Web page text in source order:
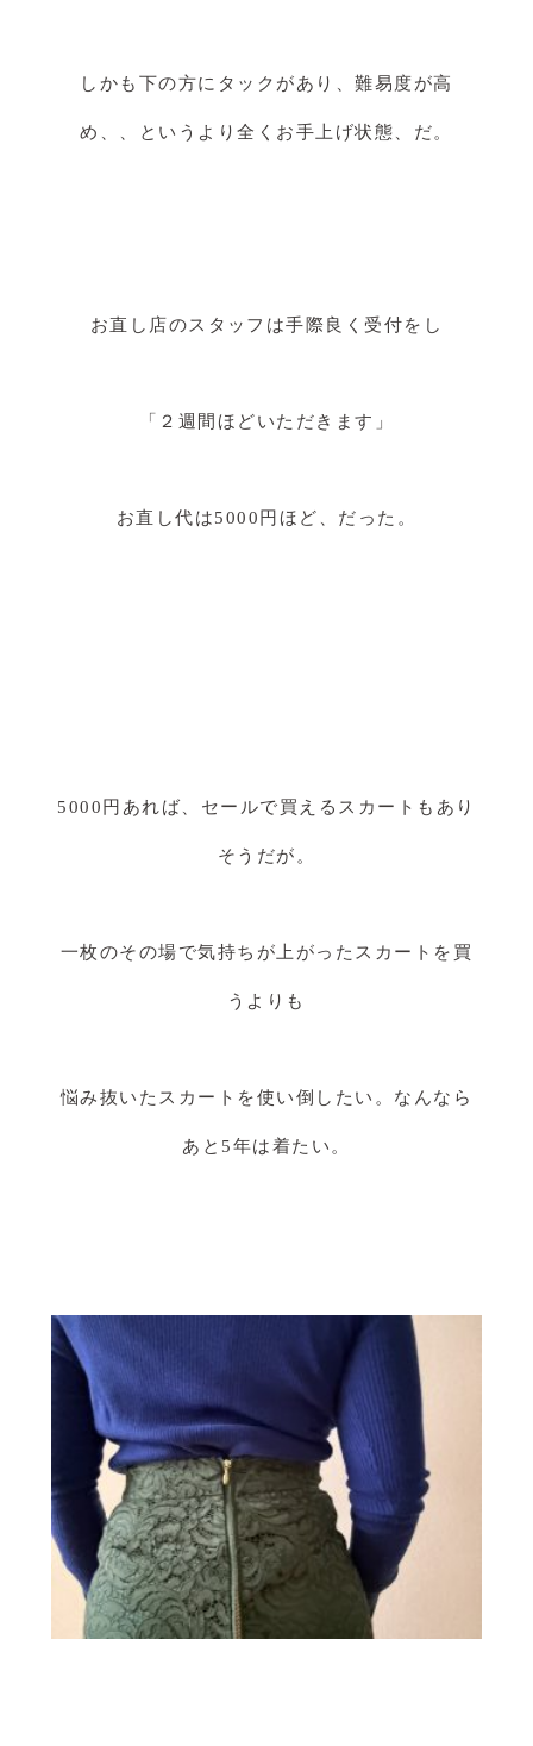
しかも下の方にタックがあり、難易度が高
め、、というより全くお手上げ状態、だ。
お直し店のスタッフは手際良く受付をし
「２週間ほどいただきます」
お直し代は5000円ほど、だった。
5000円あれば、セールで買えるスカートもあり
そうだが。
一枚のその場で気持ちが上がったスカートを買
うよりも
悩み抜いたスカートを使い倒したい。なんなら
あと5年は着たい。